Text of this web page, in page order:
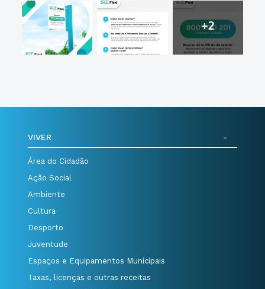
+2
VIVER
Área do Cidadão
Ação Social
Ambiente
Cultura
Desporto
Juventude
Espaços e Equipamentos Municipais
Taxas, licenças e outras receitas